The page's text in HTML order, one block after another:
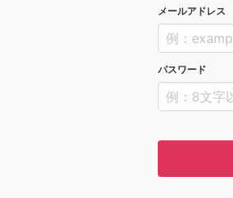
メールアドレス
パスワード